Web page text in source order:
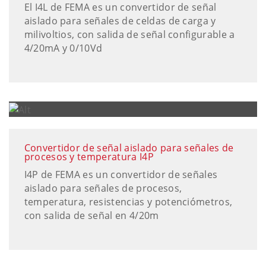
El I4L de FEMA es un convertidor de señal
aislado para señales de celdas de carga y
milivoltios, con salida de señal configurable a
4/20mA y 0/10Vd
Convertidor de señal aislado para señales de
procesos y temperatura I4P
I4P de FEMA es un convertidor de señales
aislado para señales de procesos,
temperatura, resistencias y potenciómetros,
con salida de señal en 4/20m